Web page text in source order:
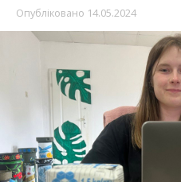
Опубліковано 14.05.2024